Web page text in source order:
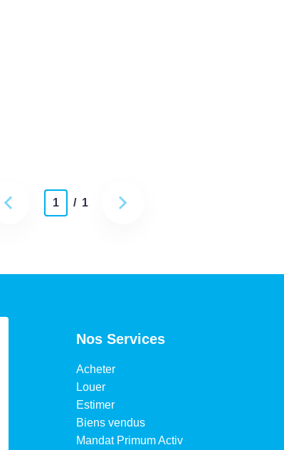
1 / 1
Nos Services
Acheter
Louer
Estimer
Biens vendus
Mandat Primum Activ